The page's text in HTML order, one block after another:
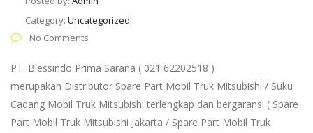
Category: Uncategorized
No Comments
PT. Blessindo Prima Sarana ( 021 62202518 )
merupakan Distributor Spare Part Mobil Truk Mitsubishi / Suku
Cadang Mobil Truk Mitsubishi terlengkap dan bergaransi ( Spare
Part Mobil Truk Mitsubishi Jakarta / Spare Part Mobil Truk